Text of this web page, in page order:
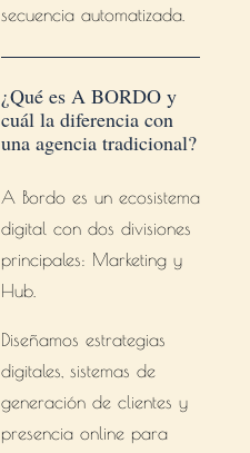
secuencia automatizada.
¿Qué es A BORDO y
cuál la diferencia con
una agencia tradicional?
A Bordo es un ecosistema
digital con dos divisiones
principales: Marketing y
Hub.
Diseñamos estrategias
digitales, sistemas de
generación de clientes y
presencia online para